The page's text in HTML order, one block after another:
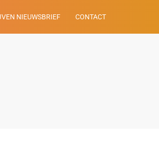
NIEUWSBRIEF CONTACT